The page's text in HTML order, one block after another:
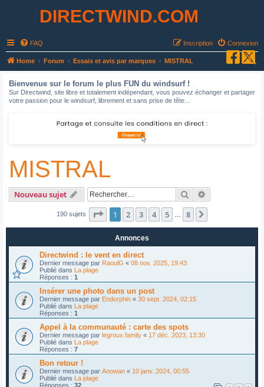
DIRECTWIND.COM
FAQ Connexion
Inscription
Home Forum Essais et avis par marques MISTRAL
Bienvenue sur le forum le plus FUN du windsurf !
Sur Directwind, site libre et totalement indépendant, vous pouvez échanger et partager
votre passion pour le windsurf, librement et sans prise de tête...
MISTRAL
Nouveau sujet Rechercher
190 sujets Page 1sur8
1 2 3 4 5 8
Annonces
Directwind : le vent en direct
Dernier message par RaoulG « 08 nov. 2025, 19:43
Publié dans La plage
Réponses : 1
Insérer une photo dans un post
Dernier message par Endorphin « 30 sept. 2024, 02:15
Publié dans La plage
Réponses : 1
Appel à la communauté : carte des spots
Dernier message par legroux.family « 17 déc. 2023, 13:30
Publié dans La plage
Réponses : 7
Bon retour !
Dernier message par Anowan « 10 janv. 2024, 00:55
Publié dans La plage
Réponses : 32